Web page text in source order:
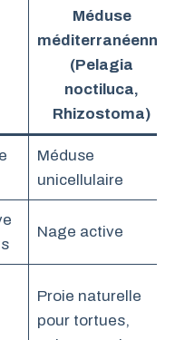
Méduse
méditerranéenne
(Pelagia
noctiluca,
Rhizostoma)
Méduse
unicellulaire
Nage active
Proie naturelle
pour tortues,